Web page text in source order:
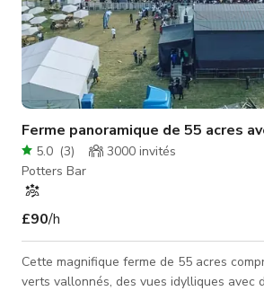
5.0 (3) 3000 invités
Potters Bar
£90/h
Cette magnifique ferme de 55 acres
verts vallonnés, des vues idylliques avec